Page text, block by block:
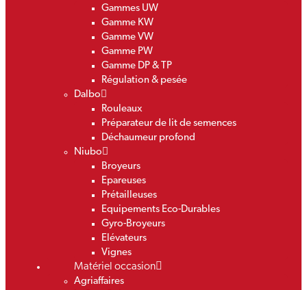
Gammes UW
Gamme KW
Gamme VW
Gamme PW
Gamme DP & TP
Régulation & pesée
Dalbo
Rouleaux
Préparateur de lit de semences
Déchaumeur profond
Niubo
Broyeurs
Epareuses
Prétailleuses
Equipements Eco-Durables
Gyro-Broyeurs
Elévateurs
Vignes
Matériel occasion
Agriaffaires